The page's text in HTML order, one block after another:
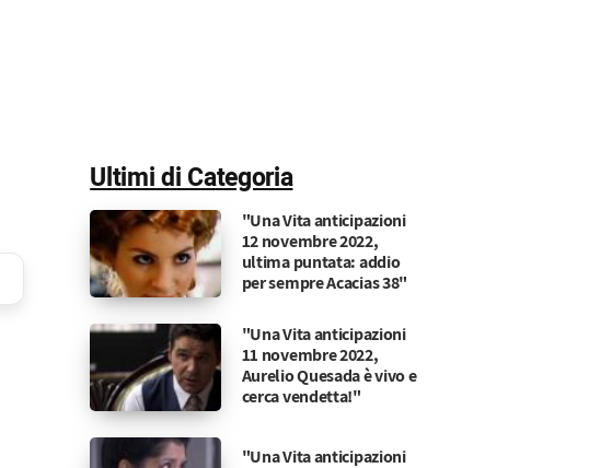
Ultimi di Categoria
"Una Vita anticipazioni
12 novembre 2022,
ultima puntata: addio
per sempre Acacias 38"
"Una Vita anticipazioni
11 novembre 2022,
Aurelio Quesada è vivo e
cerca vendetta!"
"Una Vita anticipazioni